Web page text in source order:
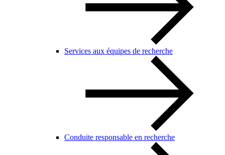
Services aux équipes de recherche
Conduite responsable en recherche